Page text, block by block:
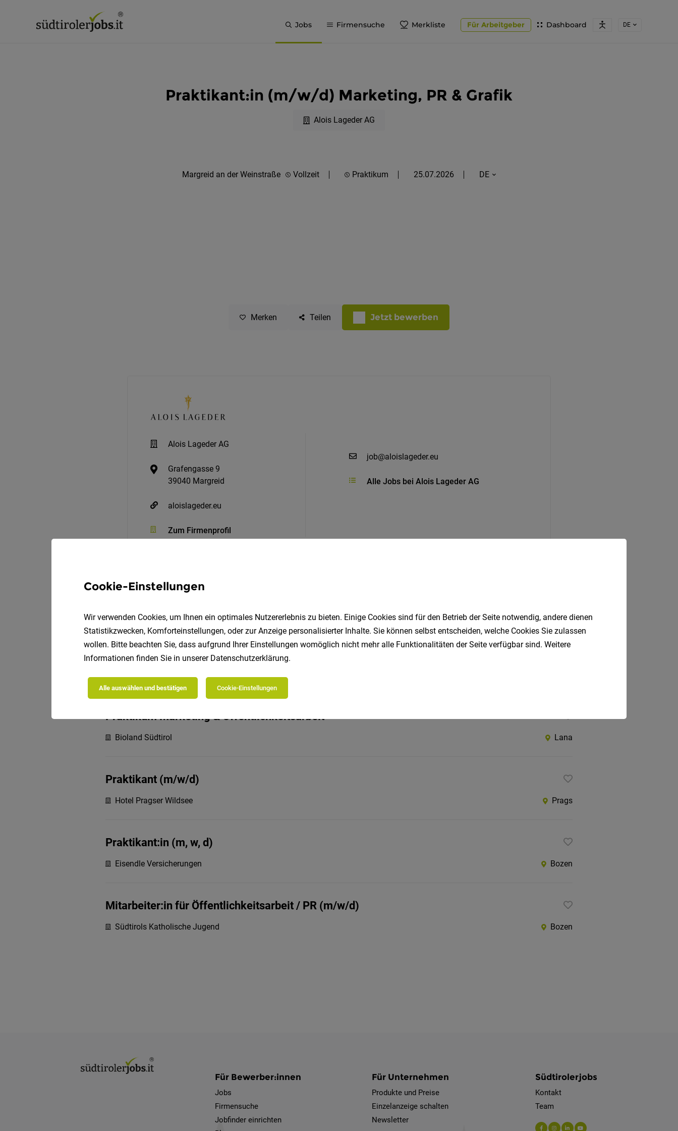
Jobs Firmensuche Merkliste Dashboard
Für Arbeitgeber DE
Praktikant:in (m/w/d) Marketing, PR & Grafik
Alois Lageder AG
Margreid an der Weinstraße Vollzeit Praktikum 25.07.2026 DE
Merken Teilen Jetzt bewerben
Alois Lageder AG
Grafengasse 9
39040 Margreid
aloislageder.eu
Zum Firmenprofil
job@aloislageder.eu
Alle Jobs bei Alois Lageder AG
Ähnliche Jobs
Praktikant Guest Relation & Marketing (m/w/d)
Praktikum Marketing & Öffentlichkeitsarbeit
Bioland Südtirol Lana
Praktikant (m/w/d)
Hotel Pragser Wildsee Prags
Praktikant:in (m, w, d)
Eisendle Versicherungen Bozen
Mitarbeiter:in für Öffentlichkeitsarbeit / PR (m/w/d)
Südtirols Katholische Jugend Bozen
Für Bewerber:innen
Jobs
Firmensuche
Jobfinder einrichten
Für Unternehmen
Produkte und Preise
Einzelanzeige schalten
Newsletter
Südtirolerjobs
Kontakt
Team
Cookie-Einstellungen
Wir verwenden Cookies, um Ihnen ein optimales Nutzererlebnis zu bieten. Einige Cookies sind für den Betrieb der Seite notwendig, andere dienen
Statistikzwecken, Komforteinstellungen, oder zur Anzeige personalisierter Inhalte. Sie können selbst entscheiden, welche Cookies Sie zulassen
wollen. Bitte beachten Sie, dass aufgrund Ihrer Einstellungen womöglich nicht mehr alle Funktionalitäten der Seite verfügbar sind. Weitere
Informationen finden Sie in unserer Datenschutzerklärung.
Alle auswählen und bestätigen Cookie-Einstellungen